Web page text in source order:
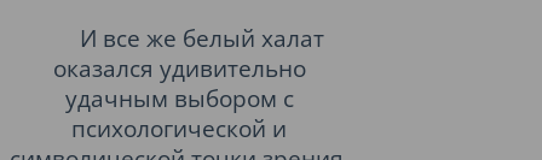
И все же белый халат
оказался удивительно
удачным выбором с
психологической и